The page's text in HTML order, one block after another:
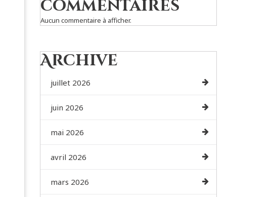
commentaires
Aucun commentaire à afficher.
Archive
juillet 2026
juin 2026
mai 2026
avril 2026
mars 2026